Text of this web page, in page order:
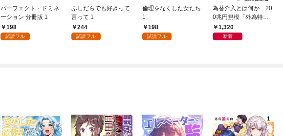
パーフェクト・ドミネ
ーション 分冊版 1
198
試読フル
ふしだらでも好きって
言って 1
244
試読フル
倫理をなくした女たち
1
198
試読フル
為替介入とは何か 20
0兆円規模「外為特
会」が生まれた謎
1,320
新着